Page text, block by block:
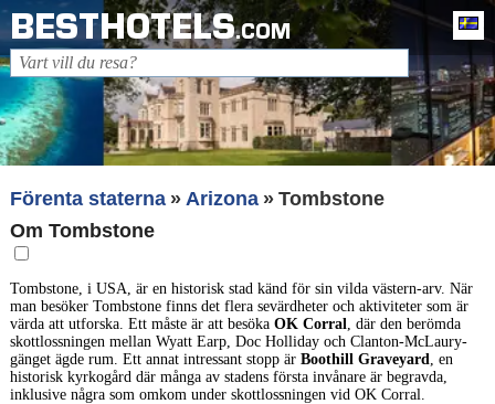
BESTHOTELS.COM
Förenta staterna Arizona
Tombstone
Om Tombstone
Tombstone, i USA, är en historisk stad känd för sin vilda västern-arv. När
man besöker Tombstone finns det flera sevärdheter och aktiviteter som är
värda att utforska. Ett måste är att besöka OK Corral, där den berömda
skottlossningen mellan Wyatt Earp, Doc Holliday och Clanton-McLaury-
gänget ägde rum. Ett annat intressant stopp är Boothill Graveyard, en
historisk kyrkogård där många av stadens första invånare är begravda,
inklusive några som omkom under skottlossningen vid OK Corral.